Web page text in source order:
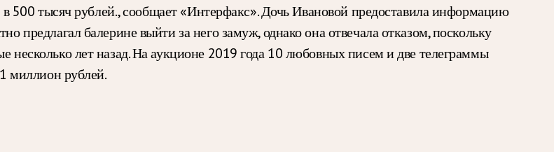
500 тысяч рублей., сообщает «Интерфакс». Дочь Ивановой предоставила информацию
предлагал балерине выйти за него замуж, однако она отвечала отказом, поскольку
лет назад. На аукционе 2019 года 10 любовных писем и две телеграммы
миллион рублей.